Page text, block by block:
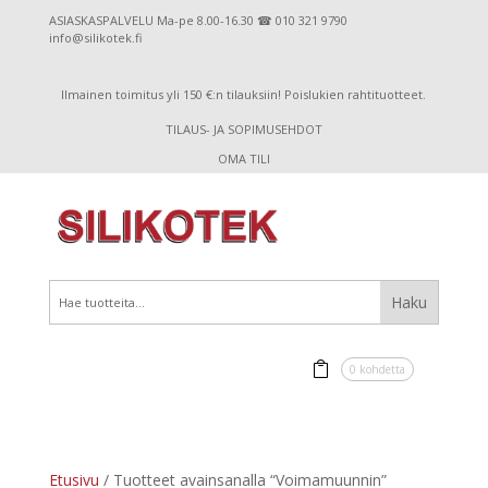
ASIASKASPALVELU Ma-pe 8.00-16.30 ☎ 010 321 9790
info@silikotek.fi
Ilmainen toimitus yli 150 €:n tilauksiin! Poislukien rahtituotteet.
TILAUS- JA SOPIMUSEHDOT
OMA TILI
0 kohdetta
Etusivu / Tuotteet avainsanalla “Voimamuunnin”